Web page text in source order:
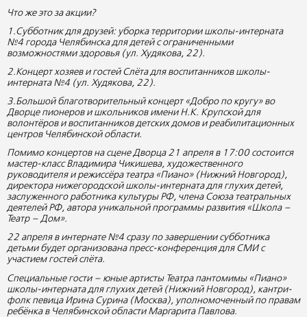
Что же это за акции?
1.Субботник для друзей: уборка территории школы-интерната
№4 города Челябинска для детей с ограниченными
возможностями здоровья (ул. Худякова, 22).
2.Концерт хозяев и гостей Слёта для воспитанников школы-
интерната №4 (ул. Худякова, 22).
3.Большой благотворительный концерт «Добро по кругу» во
Дворце пионеров и школьников имени Н.К. Крупской для
волонтёров и воспитанников детских домов и реабилитационных
центров Челябинской области.
Помимо концертов на сцене Дворца 21 апреля в 17:00 состоится
мастер-класс Владимира Чикишева, художественного
руководителя и режиссёра театра «Пиано» (Нижний Новгород),
директора нижегородской школы-интерната для глухих детей,
заслуженного работника культуры РФ, члена Союза театральных
деятелей РФ, автора уникальной программы развития «Школа –
Театр – Дом».
22 апреля в интернате №4 сразу по завершении субботника
детьми будет организована пресс-конференция для СМИ с
участием гостей слёта.
Специальные гости – юные артисты Театра пантомимы «Пиано»
школы-интерната для глухих детей (Нижний Новгород), кантри-
фолк певица Ирина Сурина (Москва), уполномоченный по правам
ребёнка в Челябинской области Маргарита Павлова.